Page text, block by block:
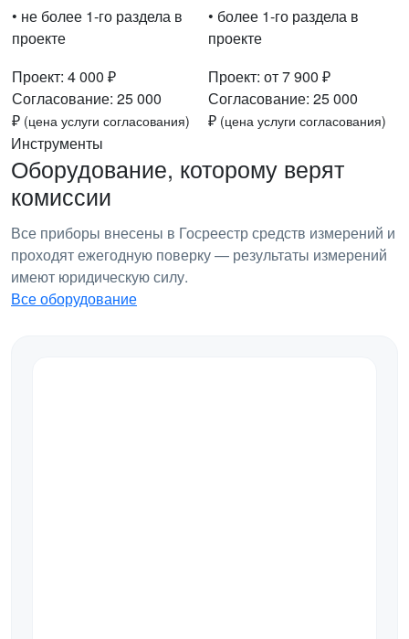
• не более 1-го раздела в
проекте
• более 1-го раздела в
проекте
Проект: 4 000 ₽
Согласование: 25 000
₽ (цена услуги согласования)
Проект: от 7 900 ₽
Согласование: 25 000
₽ (цена услуги согласования)
Инструменты
Оборудование, которому верят
комиссии
Все приборы внесены в Госреестр средств измерений и
проходят ежегодную поверку — результаты измерений
имеют юридическую силу.
Все оборудование